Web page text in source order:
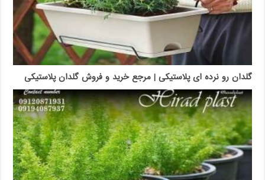
گلدان رو نرده ای پلاستیکی | مرجع خرید و فروش گلدان پلاستیکی